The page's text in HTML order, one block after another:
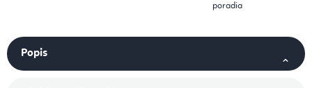
poradia
Popis